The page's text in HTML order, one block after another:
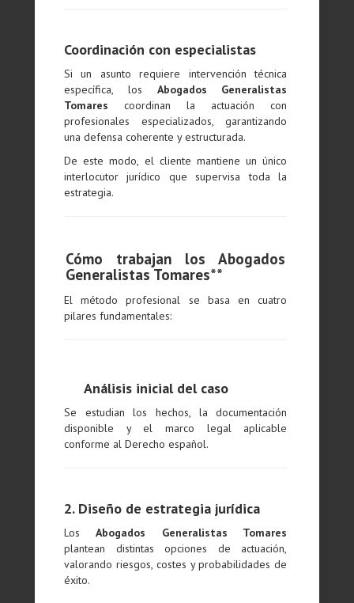
Coordinación con especialistas
Si un asunto requiere intervención técnica
específica, los Abogados Generalistas
Tomares coordinan la actuación con
profesionales especializados, garantizando
una defensa coherente y estructurada.
De este modo, el cliente mantiene un único
interlocutor jurídico que supervisa toda la
estrategia.
Cómo trabajan los Abogados
Generalistas Tomares**
El método profesional se basa en cuatro
pilares fundamentales:
Análisis inicial del caso
Se estudian los hechos, la documentación
disponible y el marco legal aplicable
conforme al Derecho español.
2. Diseño de estrategia jurídica
LosAbogados Generalistas Tomares
plantean distintas opciones de actuación,
valorando riesgos, costes y probabilidades de
éxito.